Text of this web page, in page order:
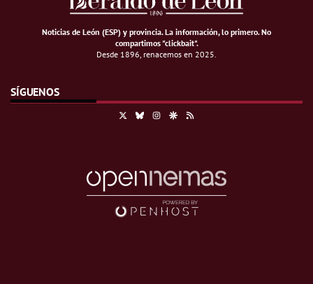
Noticias de León (ESP) y provincia. La información, lo primero.No
compartimos "clickbait".
Desde 1896, renacemos en 2025.
SÍGUENOS
BlueskyInstagramGoogle Discover